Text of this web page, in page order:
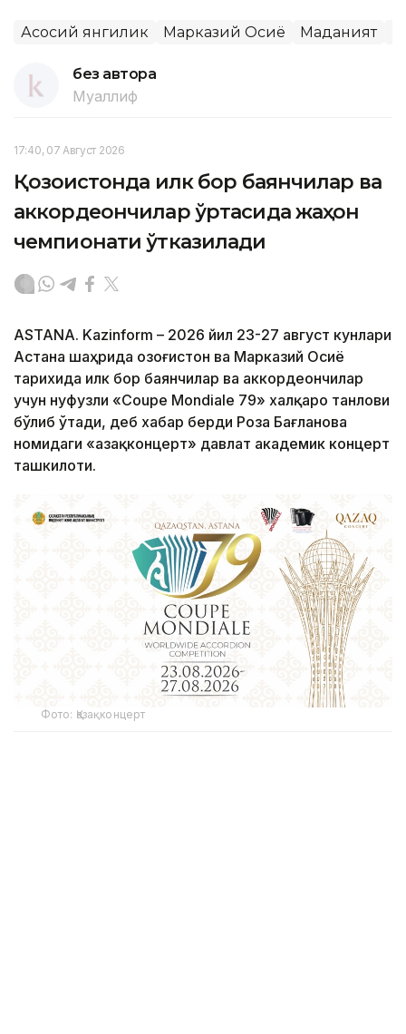
Асосий янгилик Марказий Осиё Маданият
без автора
Муаллиф
17:40, 07 Август 2026
Қозоғистонда илк бор баянчилар ва
аккордеончилар ўртасида жаҳон
чемпионати ўтказилади
ASTANA. Kazinform – 2026 йил 23-27 август кунлари
Астана шаҳрида Қозоғистон ва Марказий Осиё
тарихида илк бор баянчилар ва аккордеончилар
учун нуфузли «Coupe Mondiale 79» халқаро танлови
бўлиб ўтади, деб хабар берди Роза Бағланова
номидаги «Қазақконцерт» давлат академик концерт
ташкилоти.
Фото: Қазақконцерт